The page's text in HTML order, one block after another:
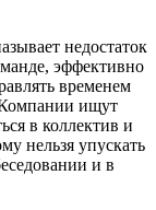
недостаток
эффективно
временем
ищут
в коллектив и
нельзя упускать
и в